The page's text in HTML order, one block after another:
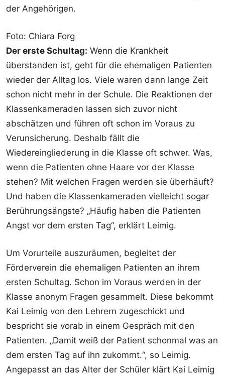
der Angehörigen.
Foto: Chiara Forg
Der erste Schultag: Wenn die Krankheit
überstanden ist, geht für die ehemaligen Patienten
wieder der Alltag los. Viele waren dann lange Zeit
schon nicht mehr in der Schule. Die Reaktionen der
Klassenkameraden lassen sich zuvor nicht
abschätzen und führen oft schon im Voraus zu
Verunsicherung. Deshalb fällt die
Wiedereingliederung in die Klasse oft schwer. Was,
wenn die Patienten ohne Haare vor der Klasse
stehen? Mit welchen Fragen werden sie überhäuft?
Und haben die Klassenkameraden vielleicht sogar
Berührungsängste? „Häufig haben die Patienten
Angst vor dem ersten Tag“, erklärt Leimig.
Um Vorurteile auszuräumen, begleitet der
Förderverein die ehemaligen Patienten an ihrem
ersten Schultag. Schon im Voraus werden in der
Klasse anonym Fragen gesammelt. Diese bekommt
Kai Leimig von den Lehrern zugeschickt und
bespricht sie vorab in einem Gespräch mit den
Patienten. „Damit weiß der Patient schonmal was an
dem ersten Tag auf ihn zukommt.“, so Leimig.
Angepasst an das Alter der Schüler klärt Kai Leimig